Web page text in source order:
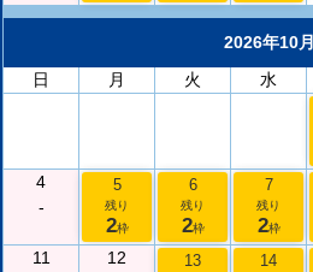
2026年10月
日
月 火 水
4
-
5
残り
2枠
6
残り
2枠
7
残り
2枠
11
12
13 14